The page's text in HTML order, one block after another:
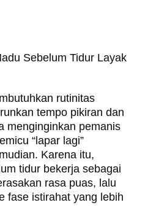
Sebelum Tidur Layak
rutinitas
tempo pikiran dan
menginginkan pemanis
“lapar lagi”
Karena itu,
tidur bekerja sebagai
rasa puas, lalu
fase istirahat yang lebih